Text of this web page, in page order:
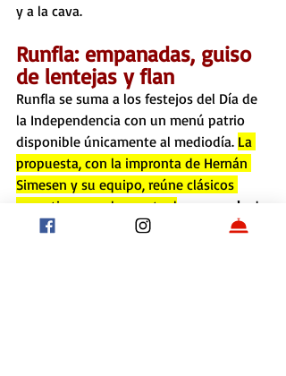
y a la cava.
Runfla: empanadas, guiso
de lentejas y flan
Runfla se suma a los festejos del Día de
la Independencia con un menú patrio
disponible únicamente al mediodía. La
propuesta, con la impronta de Hernán
Simesen y su equipo, reúne clásicos
argentinos en clave actual
empanada
de
carne cortada a cuchillo, empanada